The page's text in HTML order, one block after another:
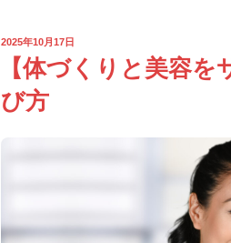
2025年10月17日
【体づくりと美容
び方